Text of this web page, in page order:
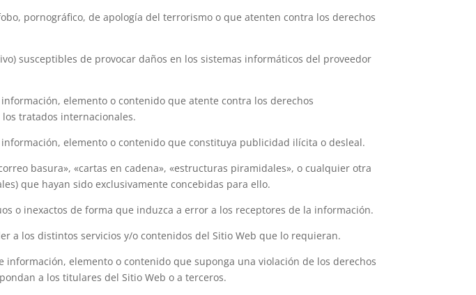
pornográfico, de apología del terrorismo o que atenten contra los derechos
susceptibles de provocar daños en los sistemas informáticos del proveedor
elemento o contenido que atente contra los derechos
tratados internacionales.
elemento o contenido que constituya publicidad ilícita o desleal.
basura», «cartas en cadena», «estructuras piramidales», o cualquier otra
que hayan sido exclusivamente concebidas para ello.
o inexactos de forma que induzca a error a los receptores de la información.
a los distintos servicios y/o contenidos del Sitio Web que lo requieran.
elemento o contenido que suponga una violación de los derechos
a los titulares del Sitio Web o a terceros.